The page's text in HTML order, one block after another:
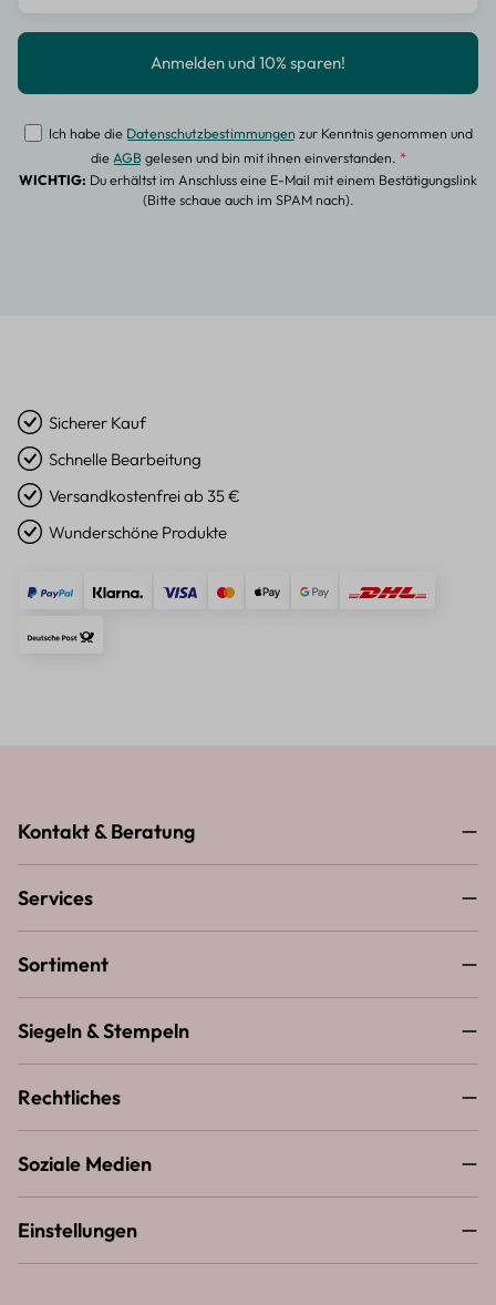
Ich habe die Datenschutzbestimmungenzur Kenntnis genommen und
dieAGBgelesen und bin mit ihnen einverstanden. *
WICHTIG: Du erhältst im Anschluss eine E-Mail mit einem Bestätigungslink
(Bitte schaue auch im SPAM nach).
Sicherer Kauf
Schnelle Bearbeitung
Versandkostenfrei ab 35 €
Wunderschöne Produkte
Kontakt & Beratung
Services
Sortiment
Siegeln & Stempeln
Rechtliches
Soziale Medien
Einstellungen